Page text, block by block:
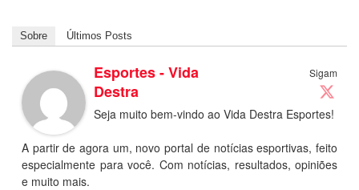
Sobre Últimos Posts
Sigam
Esportes - Vida
Destra
Seja muito bem-vindo ao Vida Destra Esportes!
A partir de agora um, novo portal de notícias esportivas, feito
especialmente para você. Com notícias, resultados, opiniões
e muito mais.